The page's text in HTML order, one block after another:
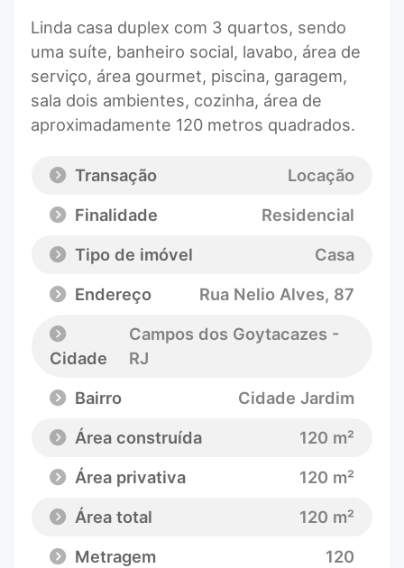
Linda casa duplex com 3 quartos, sendo
uma suíte, banheiro social, lavabo, área de
serviço, área gourmet, piscina, garagem,
sala dois ambientes, cozinha, área de
aproximadamente 120 metros quadrados.
Transação
Locação
Finalidade
Residencial
Tipo de imóvel
Casa
Endereço
Rua Nelio Alves, 87
Cidade
Campos dos Goytacazes -
RJ
Bairro
Cidade Jardim
Área construída
120 m²
Área privativa
120 m²
Área total
120 m²
Metragem
120